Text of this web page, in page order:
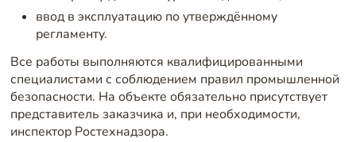
ввод в эксплуатацию по утверждённому
регламенту.
Все работы выполняются квалифицированными
специалистами с соблюдением правил промышленной
безопасности. На объекте обязательно присутствует
представитель заказчика и, при необходимости,
инспектор Ростехнадзора.